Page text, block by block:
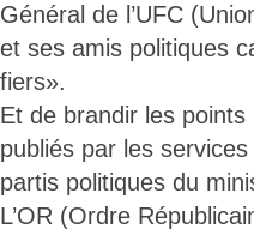
Général de l’UFC
et ses amis politiques
fiers».
Et de brandir les
publiés par les
partis politiques du
L’OR (Ordre